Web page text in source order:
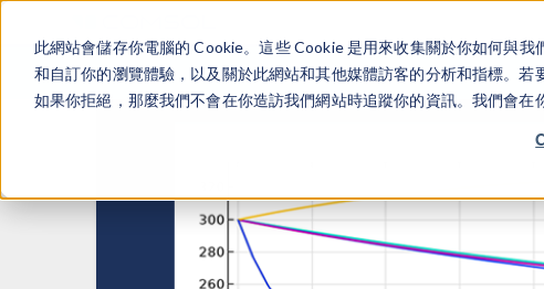
此網站會儲存你電腦的 Cookie。這些 Cookie 是用來收集關於你如何與
和自訂你的瀏覽體驗，以及關於此網站和其他媒體訪客的分析和指標。
如果你拒絕，那麼我們不會在你造訪我們網站時追蹤你的資訊。我們會在